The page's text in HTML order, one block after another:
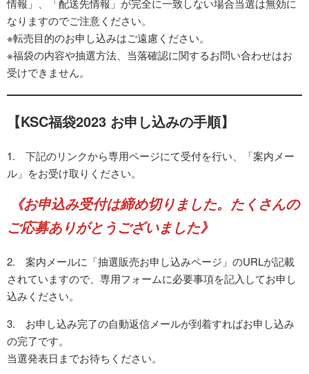
情報」、「配送先情報」が完全に一致しない場合当選は無効に
なりますのでご注意ください。
※転売目的のお申し込みはご遠慮ください。
※福袋の内容や抽選方法、当落確認に関するお問い合わせはお
受けできません。
【KSC福袋2023 お申し込みの手順】
1. 下記のリンクから専用ページにて受付を行い、「案内メー
ル」をお受け取りください。
《お申込み受付は締め切りました。たくさんの
ご応募ありがとうございました》
2. 案内メールに「抽選販売お申し込みページ」のURLが記載
されていますので、専用フォームに必要事項を記入してお申し
込みください。
3. お申し込み完了の自動返信メールが到着すればお申し込み
の完了です。
当選発表日までお待ちください。